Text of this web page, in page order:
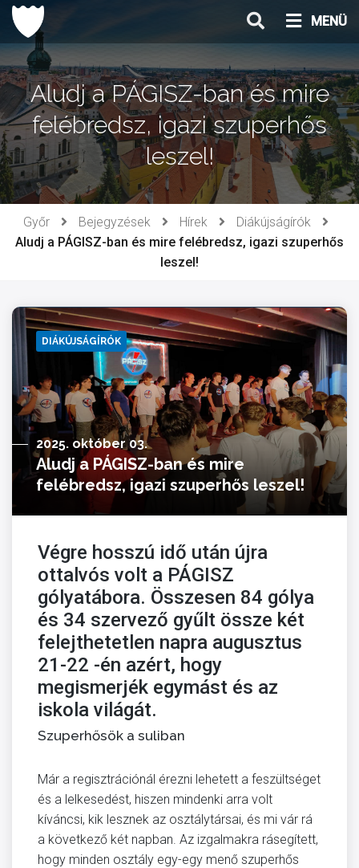
Ugrás
tartalomhoz
MENÜ
Aludj a PÁGISZ-ban és mire
felébredsz, igazi szuperhős
leszel!
Győr Bejegyzések Hírek
Diákújságírók
Aludj a PÁGISZ-ban és mire felébredsz, igazi szuperhős
leszel!
DIÁKÚJSÁGÍRÓK
2025. október 03.
Aludj a PÁGISZ-ban és mire
felébredsz, igazi szuperhős leszel!
Végre hosszú idő után újra
ottalvós volt a PÁGISZ
gólyatábora. Összesen 84 gólya
és 34 szervező gyűlt össze két
felejthetetlen napra augusztus
21-22 -én azért, hogy
megismerjék egymást és az
iskola világát.
Szuperhősök a suliban
Már a regisztrációnál érezni lehetett a feszültséget
és a lelkesedést, hiszen mindenki arra volt
kíváncsi, kik lesznek az osztálytársai, és mi vár rá
a következő két napban. Az izgalmakra rásegített,
hogy minden osztály egy-egy menő szuperhős